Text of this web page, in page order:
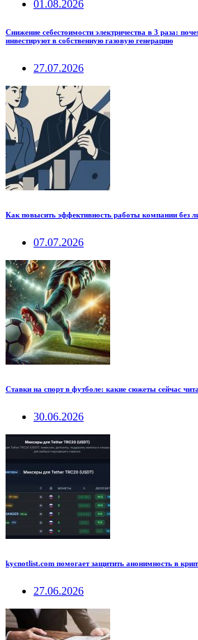
01.08.2026
Снижение себестоимости электричества в 3 раза:
инвестируют в собственную газовую генерацию
27.07.2026
Как повысить эффективность работы компании без
07.07.2026
Ставки на спорт в футболе: какие сюжеты сейчас
30.06.2026
kycnotlist.com помогает защитить анонимность в
27.06.2026